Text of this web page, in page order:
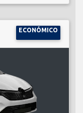
ECONÓMICO